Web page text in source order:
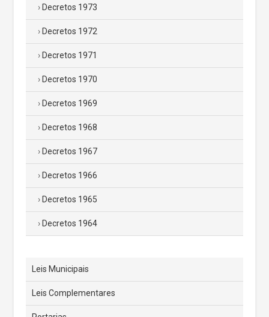
Decretos 1973
Decretos 1972
Decretos 1971
Decretos 1970
Decretos 1969
Decretos 1968
Decretos 1967
Decretos 1966
Decretos 1965
Decretos 1964
Leis Municipais
Leis Complementares